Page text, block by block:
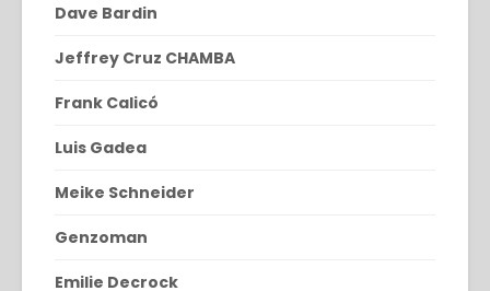
Dave Bardin
Jeffrey Cruz CHAMBA
Frank Calicó
Luis Gadea
Meike Schneider
Genzoman
Emilie Decrock